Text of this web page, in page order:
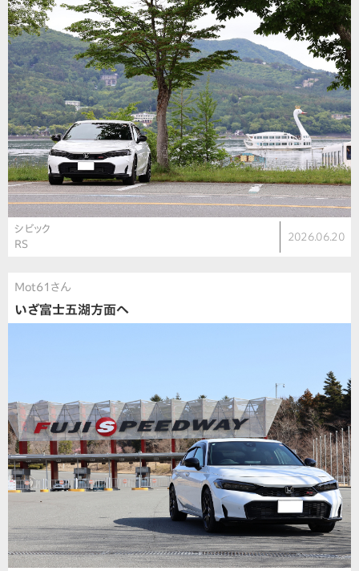
シビック
RS
2026.06.20
Mot61さん
いざ富士五湖方面へ